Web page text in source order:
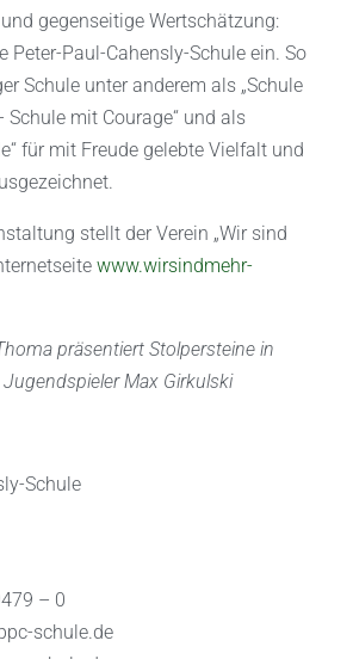
gegenseitige Wertschätzung:
Peter-Paul-Cahensly-Schule ein. So
Schule unter anderem als „Schule
mit Courage“ und als
für mit Freude gelebte Vielfalt und
stellt der Verein „Wir sind
www.wirsindmehr-
präsentiert Stolpersteine in
Max Girkulski
Schule
– 0
schule.de